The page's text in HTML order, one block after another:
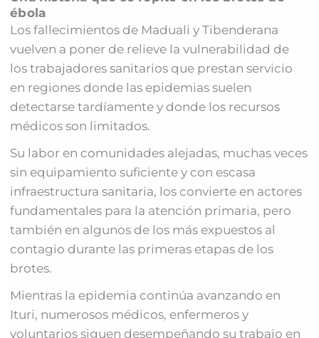
ébola
Los fallecimientos de Maduali y Tibenderana
vuelven a poner de relieve la vulnerabilidad de
los trabajadores sanitarios que prestan servicio
en regiones donde las epidemias suelen
detectarse tardíamente y donde los recursos
médicos son limitados.
Su labor en comunidades alejadas, muchas veces
sin equipamiento suficiente y con escasa
infraestructura sanitaria, los convierte en actores
fundamentales para la atención primaria, pero
también en algunos de los más expuestos al
contagio durante las primeras etapas de los
brotes.
Mientras la epidemia continúa avanzando en
Ituri, numerosos médicos, enfermeros y
voluntarios siguen desempeñando su trabajo en